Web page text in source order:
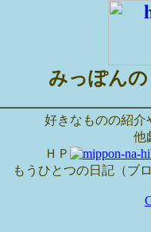
みっぽん
好きなものの紹介
他
ＨＰ
もうひとつの日記（ブ